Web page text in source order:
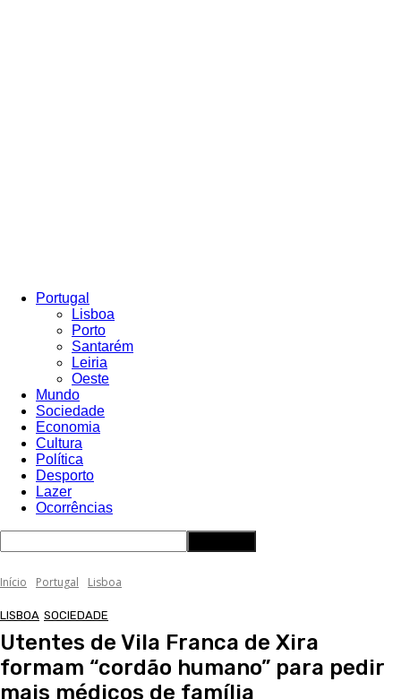
Portugal
Lisboa
Porto
Santarém
Leiria
Oeste
Mundo
Sociedade
Economia
Cultura
Política
Desporto
Lazer
Ocorrências
Início Portugal Lisboa
LISBOA SOCIEDADE
Utentes de Vila Franca de Xira
formam “cordão humano” para pedir
mais médicos de família